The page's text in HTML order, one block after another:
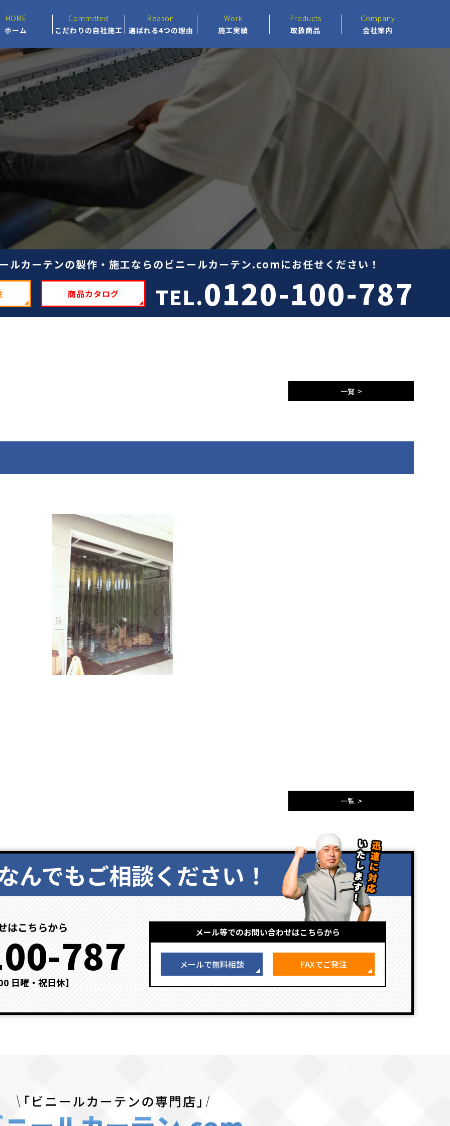
HOME
ホーム
Committed
こだわりの自社施工
Reason
選ばれる4つの理由
Work
施工実績
Products
取扱商品
Company
会社案内
ルカーテンの製作・施工ならのビニールカーテン.comにお任せください！
商品カタログ TEL.0120-100-787
一覧 >
一覧 >
んでもご相談ください！
はこちらから
787
日曜・祝日休】
メール等でのお問い合わせはこちらから
メールで無料相談 FAXでご発注